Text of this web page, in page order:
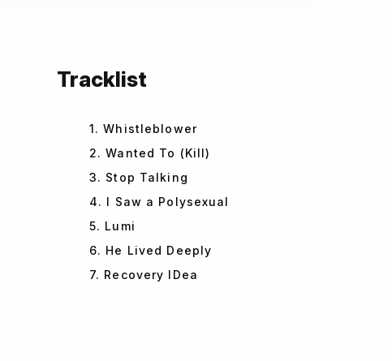
Tracklist
1. Whistleblower
2. Wanted To (Kill)
3. Stop Talking
4. I Saw a Polysexual
5. Lumi
6. He Lived Deeply
7. Recovery IDea